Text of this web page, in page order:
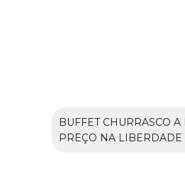
BUFFET CHURRASCO
PREÇO NA LIBERDADE